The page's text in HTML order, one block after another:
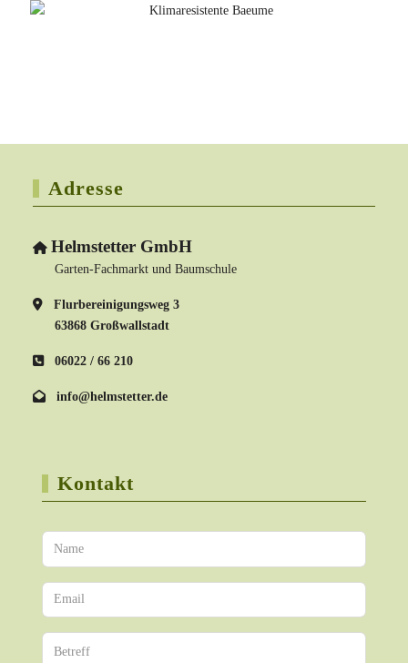
Adresse
Helmstetter GmbH
Garten-Fachmarkt und Baumschule
Flurbereinigungsweg 3
63868 Großwallstadt
06022 / 66 210
info@helmstetter.de
Kontakt